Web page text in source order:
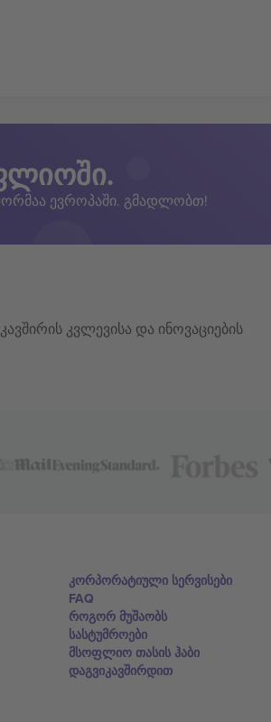
ევროპაში. გმადლობთ!
კვლევისა და ინოვაციების
კორპორატიული სერვისები
FAQ
როგორ მუშაობს
სასტუმროები
მსოფლიო თასის ჰაბი
დაგვიკავშირდით